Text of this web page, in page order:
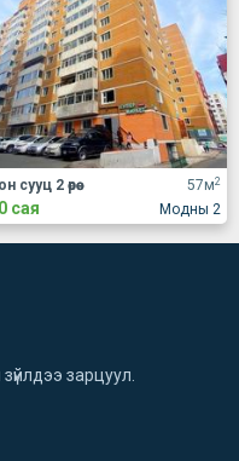
57м2
Модны 2
сууц 2 өрөө
сая
зарцуул.